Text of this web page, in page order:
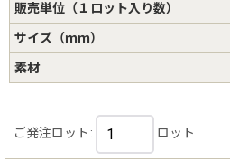
販売単位（１ロット入り数）
サイズ（ｍｍ）
素材
ご発注ロット : ロット